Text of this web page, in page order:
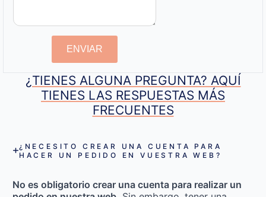
ENVIAR
¿TIENES ALGUNA PREGUNTA? AQUÍ
TIENES LAS RESPUESTAS MÁS
FRECUENTES
¿NECESITO CREAR UNA CUENTA PARA
HACER UN PEDIDO EN VUESTRA WEB?
No es obligatorio crear una cuenta para realizar un